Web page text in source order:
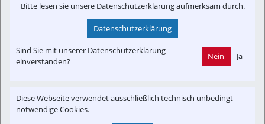
Bitte lesen sie unsere Datenschutzerklärung aufmerksam durch.
Datenschutzerklärung
Sind Sie mit unserer Datenschutzerklärung
einverstanden?
Nein Ja
Diese Webseite verwendet ausschließlich technisch unbedingt
notwendige Cookies.